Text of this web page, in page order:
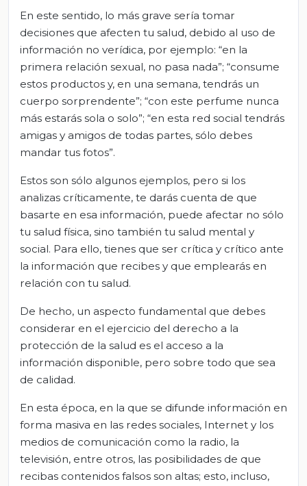
En este sentido, lo más grave sería tomar
decisiones que afecten tu salud, debido al uso de
información no verídica, por ejemplo: “en la
primera relación sexual, no pasa nada”; “consume
estos productos y, en una semana, tendrás un
cuerpo sorprendente”; “con este perfume nunca
más estarás sola o solo”; “en esta red social tendrás
amigas y amigos de todas partes, sólo debes
mandar tus fotos”.
Estos son sólo algunos ejemplos, pero si los
analizas críticamente, te darás cuenta de que
basarte en esa información, puede afectar no sólo
tu salud física, sino también tu salud mental y
social. Para ello, tienes que ser crítica y crítico ante
la información que recibes y que emplearás en
relación con tu salud.
De hecho, un aspecto fundamental que debes
considerar en el ejercicio del derecho a la
protección de la salud es el acceso a la
información disponible, pero sobre todo que sea
de calidad.
En esta época, en la que se difunde información en
forma masiva en las redes sociales, Internet y los
medios de comunicación como la radio, la
televisión, entre otros, las posibilidades de que
recibas contenidos falsos son altas; esto, incluso,